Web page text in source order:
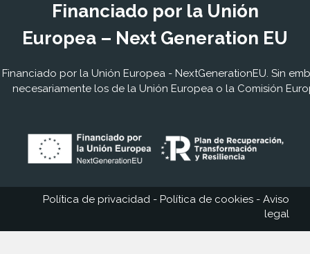
Financiado por la Unión
Europea – Next Generation EU
Financiado por la Unión Europea - NextGenerationEU. Sin
necesariamente los de la Unión Europea o la Comisión
Política de privacidad- Política de cookies- Aviso
legal